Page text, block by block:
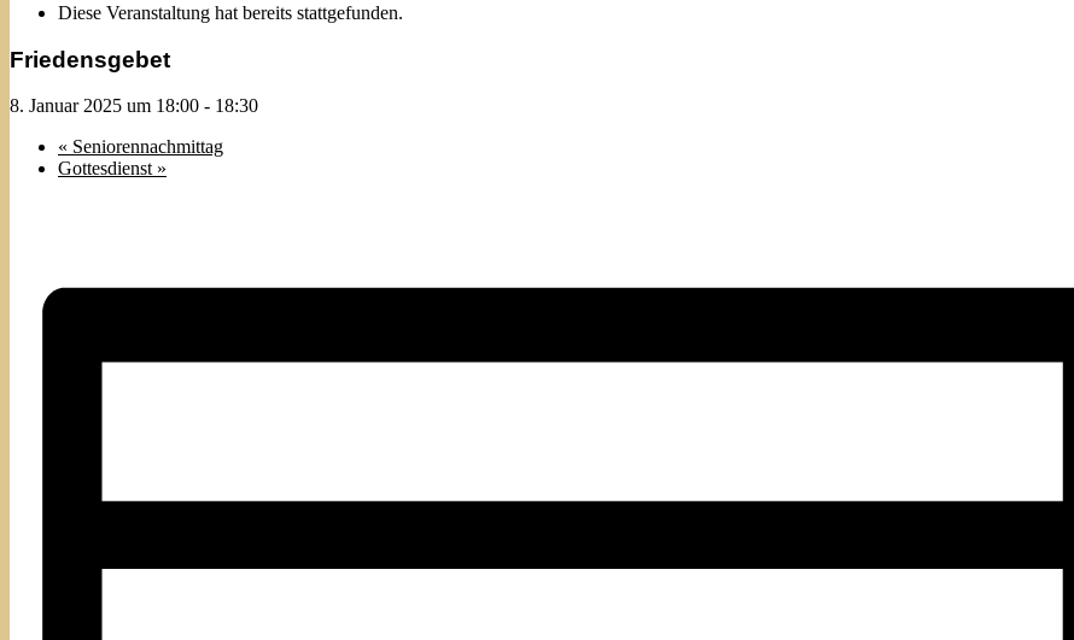
Diese Veranstaltung hat bereits stattgefunden.
Friedensgebet
8. Januar 2025 um 18:00 - 18:30
« Seniorennachmittag
Gottesdienst »